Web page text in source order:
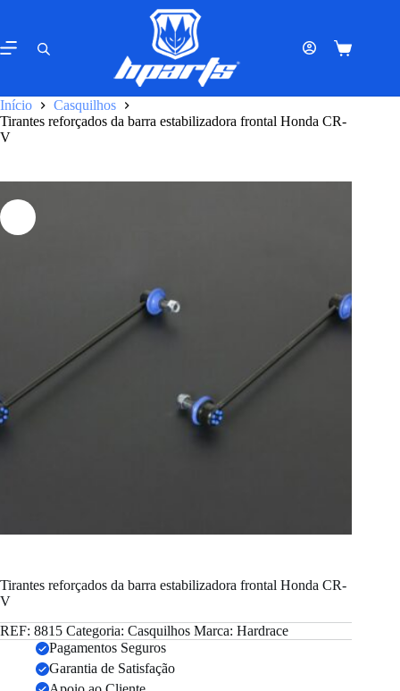
o
conteúdo
Carrinho
Início
Casquilhos
Tirantes reforçados da barra estabilizadora frontal Honda CR-
V
Tirantes reforçados da barra estabilizadora frontal Honda CR-
V
REF: 8815 Categoria: Casquilhos Marca: Hardrace
Pagamentos Seguros
Garantia de Satisfação